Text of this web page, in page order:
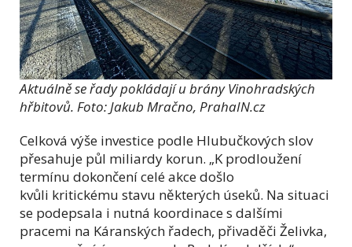
Aktuálně se řady pokládají u brány Vinohradských
hřbitovů. Foto: Jakub Mračno, PrahaIN.cz
Celková výše investice podle Hlubučkových slov
přesahuje půl miliardy korun. „K prodloužení
termínu dokončení celé akce došlo
kvůli kritickému stavu některých úseků. Na situaci
se podepsala i nutná koordinace s dalšími
pracemi na Káranských řadech, přivaděči Želivka,